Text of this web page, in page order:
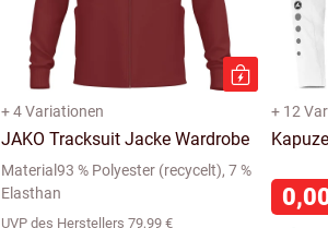
+ 4 Variationen
JAKO Tracksuit Jacke Wardrobe
Material93 % Polyester (recycelt), 7 %
Elasthan
UVP des Herstellers 79,99 €
+ 12